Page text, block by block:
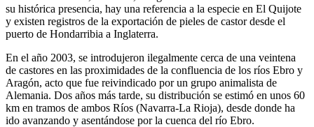
su histórica presencia, hay una referencia a la especie en El Quijote
y existen registros de la exportación de pieles de castor desde el
puerto de Hondarribia a Inglaterra.
En el año 2003, se introdujeron ilegalmente cerca de una veintena
de castores en las proximidades de la confluencia de los ríos Ebro y
Aragón, acto que fue reivindicado por un grupo animalista de
Alemania. Dos años más tarde, su distribución se estimó en unos 60
km en tramos de ambos Ríos (Navarra-La Rioja), desde donde ha
ido avanzando y asentándose por la cuenca del río Ebro.